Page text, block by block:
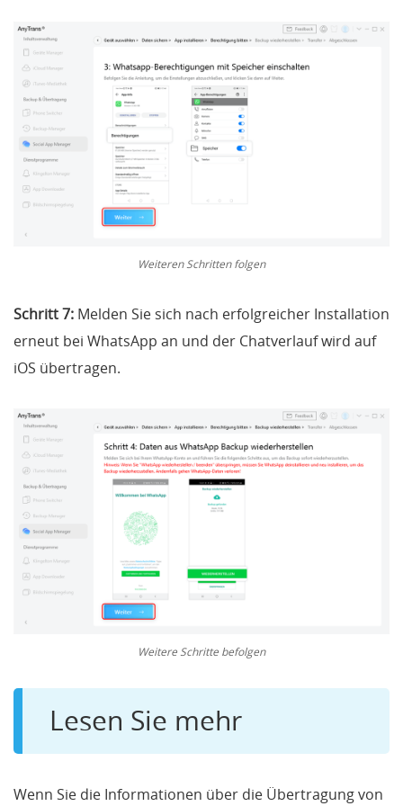
Weiteren Schritten folgen
Schritt 7: Melden Sie sich nach erfolgreicher Installation
erneut bei WhatsApp an und der Chatverlauf wird auf
iOS übertragen.
Weitere Schritte befolgen
Lesen Sie mehr
Wenn Sie die Informationen über die Übertragung von